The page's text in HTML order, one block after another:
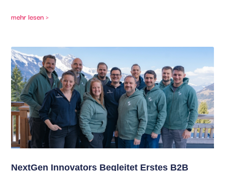
mehr lesen >
NextGen Innovators Begleitet Erstes B2B